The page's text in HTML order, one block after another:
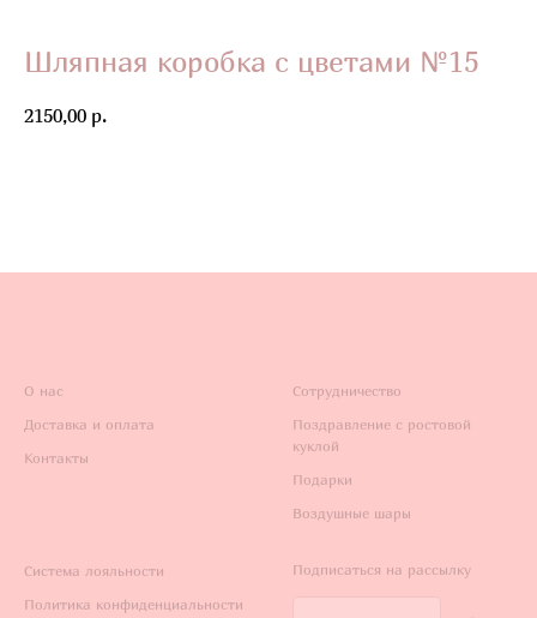
Шляпная коробка с цветами №15
2150,00 р.
О нас
Доставка и оплата
Контакты
Сотрудничество
Поздравление с ростовой
куклой
Подарки
Воздушные шары
Система лояльности
Политика конфиденциальности
Подписаться на рассылку